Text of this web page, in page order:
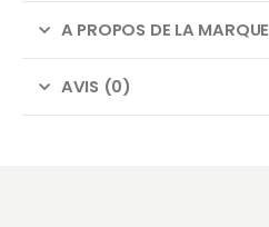
A PROPOS DE LA MARQUE
AVIS (0)